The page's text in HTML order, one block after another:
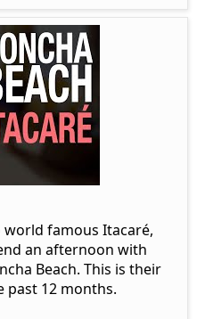
world famous Itacaré,
an afternoon with
Beach. This is their
past 12 months.